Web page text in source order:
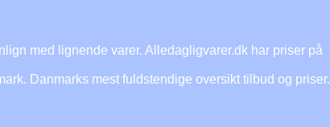
med lignende varer. Alledagligvarer.dk har priser på
Danmarks mest fuldstendige oversikt tilbud og priser.